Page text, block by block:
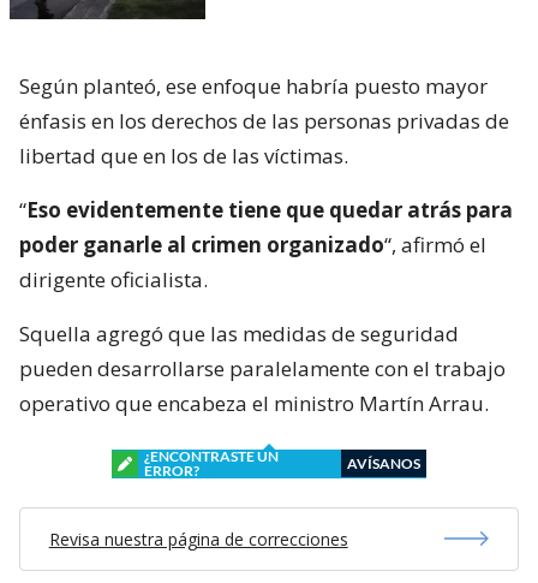
Según planteó, ese enfoque habría puesto mayor
énfasis en los derechos de las personas privadas de
libertad que en los de las víctimas.
“Eso evidentemente tiene que quedar atrás para
poder ganarle al crimen organizado“, afirmó el
dirigente oficialista.
Squella agregó que las medidas de seguridad
pueden desarrollarse paralelamente con el trabajo
operativo que encabeza el ministro Martín Arrau.
¿ENCONTRASTE UN
ERROR?
AVÍSANOS
Revisa nuestra página de correcciones